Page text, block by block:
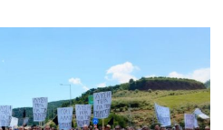
την
του
Οδοντωτού
σιδηρόδρομου